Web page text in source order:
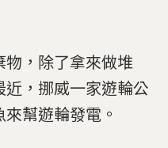
，除了拿來做堆
，挪威一家遊輪公
幫遊輪發電。